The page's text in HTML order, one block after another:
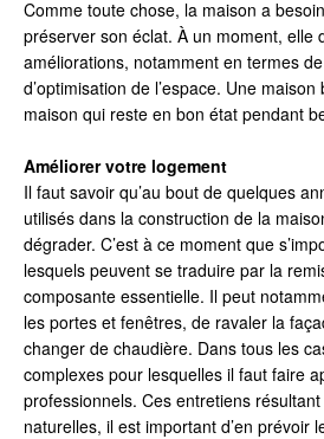
Comme toute chose, la maison a
préserver son éclat. À un moment, elle
améliorations, notamment en termes
d’optimisation de l’espace. Une
maison qui reste en bon état pendant
Améliorer votre logement
Il faut savoir qu’au bout de quelques
utilisés dans la construction de la
dégrader. C’est à ce moment que
lesquels peuvent se traduire par la
composante essentielle. Il peut
les portes et fenêtres, de ravaler la
changer de chaudière. Dans tous les
complexes pour lesquelles il faut faire
professionnels. Ces entretiens
naturelles, il est important d’en prévoir